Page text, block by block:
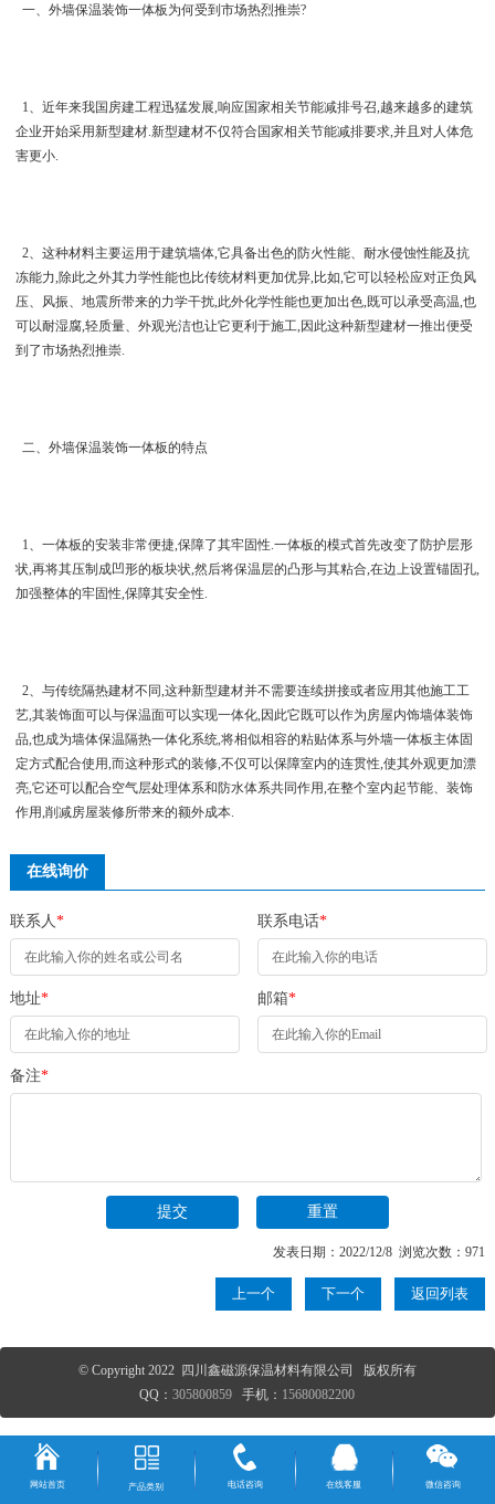
一、外墙保温装饰一体板为何受到市场热烈推崇?
1、近年来我国房建工程迅猛发展,响应国家相关节能减排号召,越来越多的建筑
企业开始采用新型建材.新型建材不仅符合国家相关节能减排要求,并且对人体危
害更小.
2、这种材料主要运用于建筑墙体,它具备出色的防火性能、耐水侵蚀性能及抗
冻能力,除此之外其力学性能也比传统材料更加优异,比如,它可以轻松应对正负风
压、风振、地震所带来的力学干扰,此外化学性能也更加出色,既可以承受高温,也
可以耐湿腐,轻质量、外观光洁也让它更利于施工,因此这种新型建材一推出便受
到了市场热烈推崇.
二、外墙保温装饰一体板的特点
1、一体板的安装非常便捷,保障了其牢固性.一体板的模式首先改变了防护层形
状,再将其压制成凹形的板块状,然后将保温层的凸形与其粘合,在边上设置锚固孔,
加强整体的牢固性,保障其安全性.
2、与传统隔热建材不同,这种新型建材并不需要连续拼接或者应用其他施工工
艺,其装饰面可以与保温面可以实现一体化,因此它既可以作为房屋内饰墙体装饰
品,也成为墙体保温隔热一体化系统,将相似相容的粘贴体系与外墙一体板主体固
定方式配合使用,而这种形式的装修,不仅可以保障室内的连贯性,使其外观更加漂
亮,它还可以配合空气层处理体系和防水体系共同作用,在整个室内起节能、装饰
作用,削减房屋装修所带来的额外成本.
在线询价
联系人 * 联系电话*
地址* 邮箱*
备注*
发表日期：2022/12/8 浏览次数：971
上一个 下一个 返回列表
© Copyright 2022 四川鑫磁源保温材料有限公司 版权所有
QQ：305800859 手机： 15680082200
网站首页 产品类别 电话咨询 在线客服 微信咨询